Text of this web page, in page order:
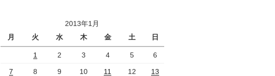
2013年1月
月
火 水 木 金 土 日
1 2 3 4 5 6
7 8 9 10 11 12 13